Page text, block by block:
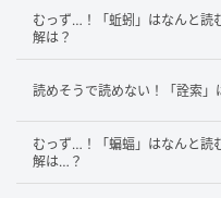
温かい料理を指す言葉
い」を表す字形と、食
誤読されやすい理由は
くく、日常語の「スー
いためです。実際には
むっず…！「蚯蚓」はなんと読
解は？
読めそうで読めない！「詮索
むっず…！「蝙蝠」はなんと読
解は…？